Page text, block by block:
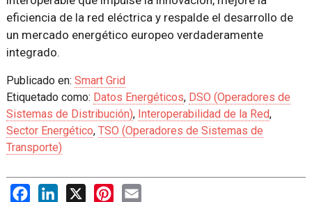
eficiencia de la red eléctrica y respalde el desarrollo de
un mercado energético europeo verdaderamente
integrado.
Publicado en: Smart Grid
Etiquetado como: Datos Energéticos, DSO (Operadores de
Sistemas de Distribución), Interoperabilidad de la Red,
Sector Energético, TSO (Operadores de Sistemas de
Transporte)
FacebookLinkedIn
X PinterestEmail